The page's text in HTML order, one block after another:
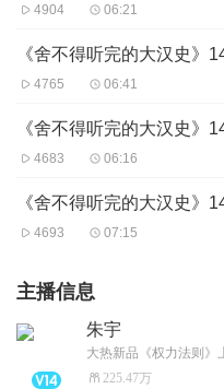
4904 06:21
《舍不得听完的大汉史》
4765 06:41
《舍不得听完的大汉史》
4683 06:16
《舍不得听完的大汉史》
4693 07:15
主播信息
朱宇
225.47万